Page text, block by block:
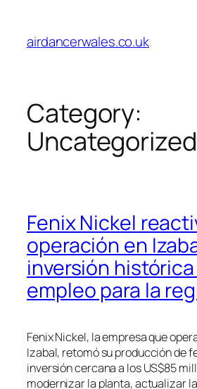
content
airdancerwales.co.uk
Category:
Uncategorized
Fenix Nickel
operación en
inversión
empleo para la
Fenix Nickel, la empresa que
Izabal, retomó su producción de
inversión cercana a los US$85
modernizar la planta, actualizar